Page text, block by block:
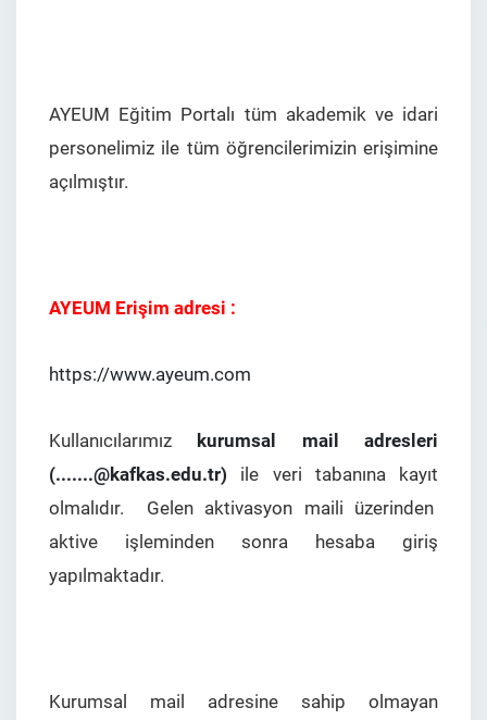
AYEUM Eğitim Portalı tüm akademik ve idari
personelimiz ile tüm öğrencilerimizin erişimine
açılmıştır.
AYEUM Erişim adresi :
https://www.ayeum.com
Kullanıcılarımız kurumsal mail adresleri
(.......@kafkas.edu.tr)
ile veri tabanına kayıt
olmalıdır. Gelen aktivasyon maili üzerinden
aktive işleminden sonra hesaba giriş
yapılmaktadır.
Kurumsal mail adresine sahip olmayan